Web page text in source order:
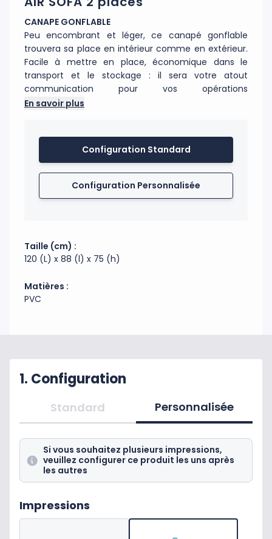
CANAPE GONFLABLE
Peu encombrant et léger, ce canapé gonflable
trouvera sa place en intérieur comme en extérieur.
Facile à mettre en place, économique dans le
transport et le stockage : il sera votre atout
communication pour vos opérations
événementielles. Les compartiments assurent une
Couverture en polyester sublimé 100% personnalisé.
Impression Haute Définition.
En savoir plus
Configuration Standard
Configuration Personnalisée
Taille (cm) :
120 (L) x 88 (l) x 75 (h)
Matières :
PVC
1. Configuration
Standard Personnalisée
Si vous souhaitez plusieurs impressions,
veuillez configurer ce produit les uns après
les autres
Impressions